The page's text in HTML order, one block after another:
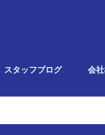
スタッフブログ
研修・勉強会報告
イベント・雑記
スタークリエイトでの業務
利用者ブログ
会